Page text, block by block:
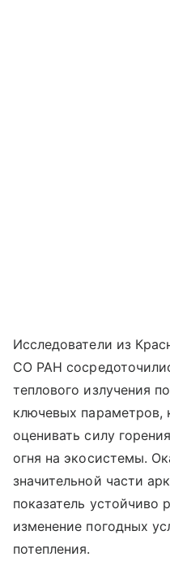
Исследователи из
СО РАН
теплового излучения
ключевых параметров,
оценивать силу
огня на экосистемы.
значительной части
показатель устойчиво
изменение погодных
потепления.